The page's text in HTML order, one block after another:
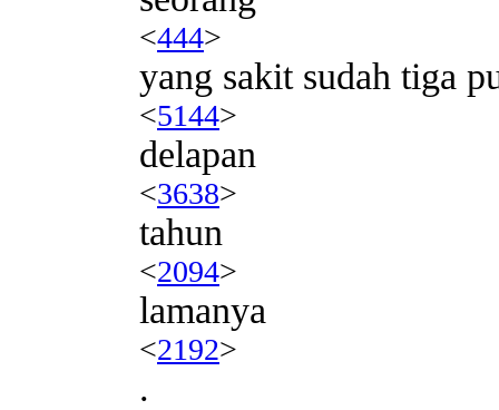
<444>
yang sakit sudah tiga
<5144>
delapan
<3638>
tahun
<2094>
lamanya
<2192>
.